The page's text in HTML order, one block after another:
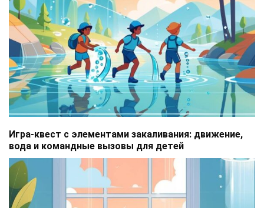
Игра-квест с элементами закаливания: движение,
вода и командные вызовы для детей